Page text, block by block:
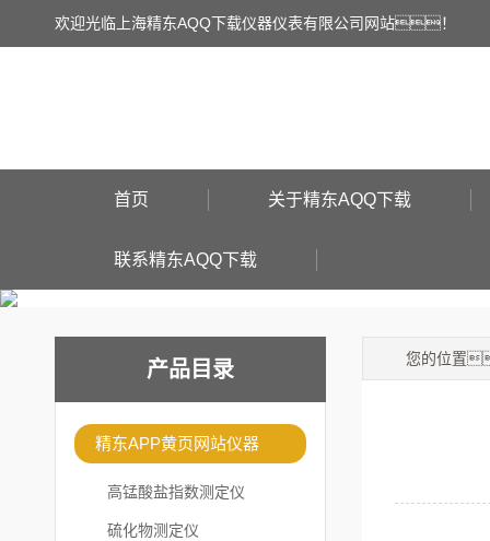
欢迎光临上海精东AQQ下载仪器仪表有限公司网站！
首页 关于精东AQQ下载
联系精东AQQ下载
产品目录
精东APP黄页网站仪器
高锰酸盐指数测定仪
硫化物测定仪
您的位置